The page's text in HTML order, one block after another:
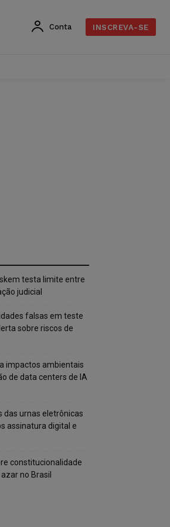
Conta INSCREVA-SE
testa limite entre
judicial
falsas em teste
sobre riscos de
impactos ambientais
de data centers de IA
das urnas eletrônicas
assinatura digital e
constitucionalidade
no Brasil